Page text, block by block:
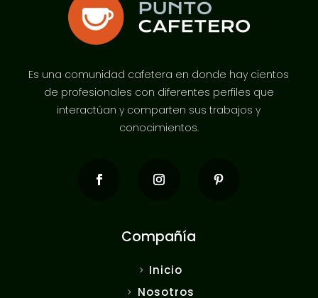
Es una comunidad cafetera en donde hay cientos
de profesionales con diferentes perfiles que
interactúan y comparten sus trabajos y
conocimientos.
Compañía
Inicio
Nosotros